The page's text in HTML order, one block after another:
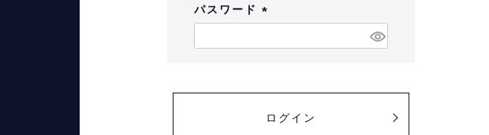
パスワード
必
ログイン